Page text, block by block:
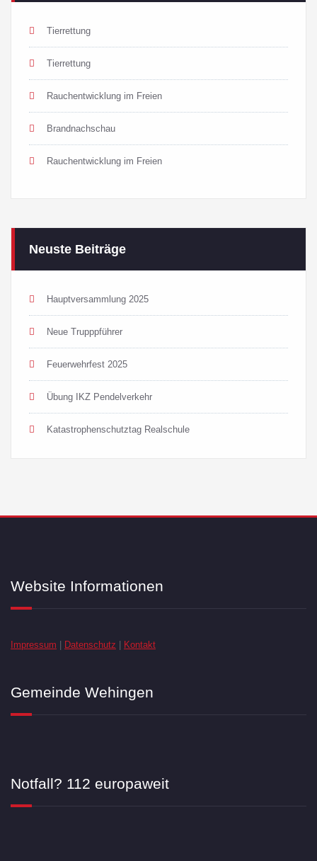
Tierrettung
Tierrettung
Rauchentwicklung im Freien
Brandnachschau
Rauchentwicklung im Freien
Neuste Beiträge
Hauptversammlung 2025
Neue Trupppführer
Feuerwehrfest 2025
Übung IKZ Pendelverkehr
Katastrophenschutztag Realschule
Website Informationen
Impressum Datenschutz Kontakt
Gemeinde Wehingen
Notfall? 112 europaweit